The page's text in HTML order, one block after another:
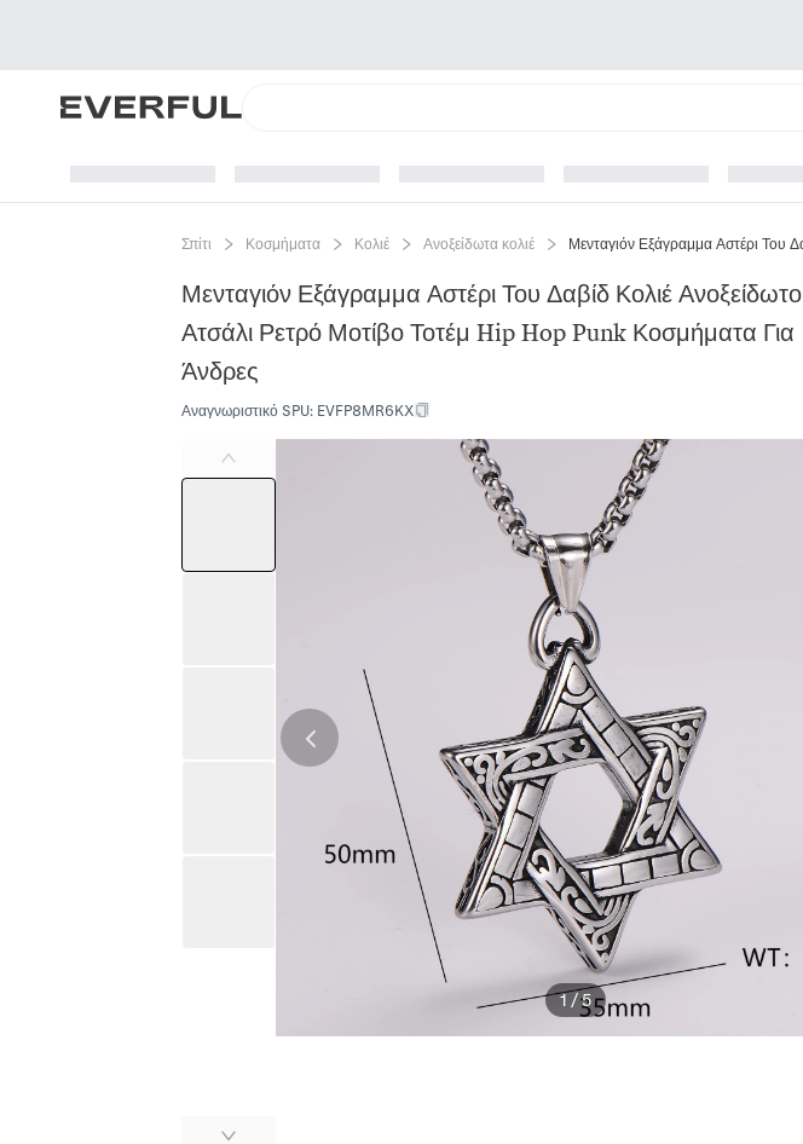
Σπίτι Κοσμήματα Κολιέ Ανοξείδωτα κολιέ
Μενταγιόν Εξάγραμμα Αστέρι Του Δαβίδ Κολιέ Ανοξείδωτο
Ατσάλι Ρετρό Μοτίβο Τοτέμ Hip Hop Punk Κοσμήματα Για
Άνδρες
Αναγνωριστικό SPU: EVFP8MR6KX
1 /5